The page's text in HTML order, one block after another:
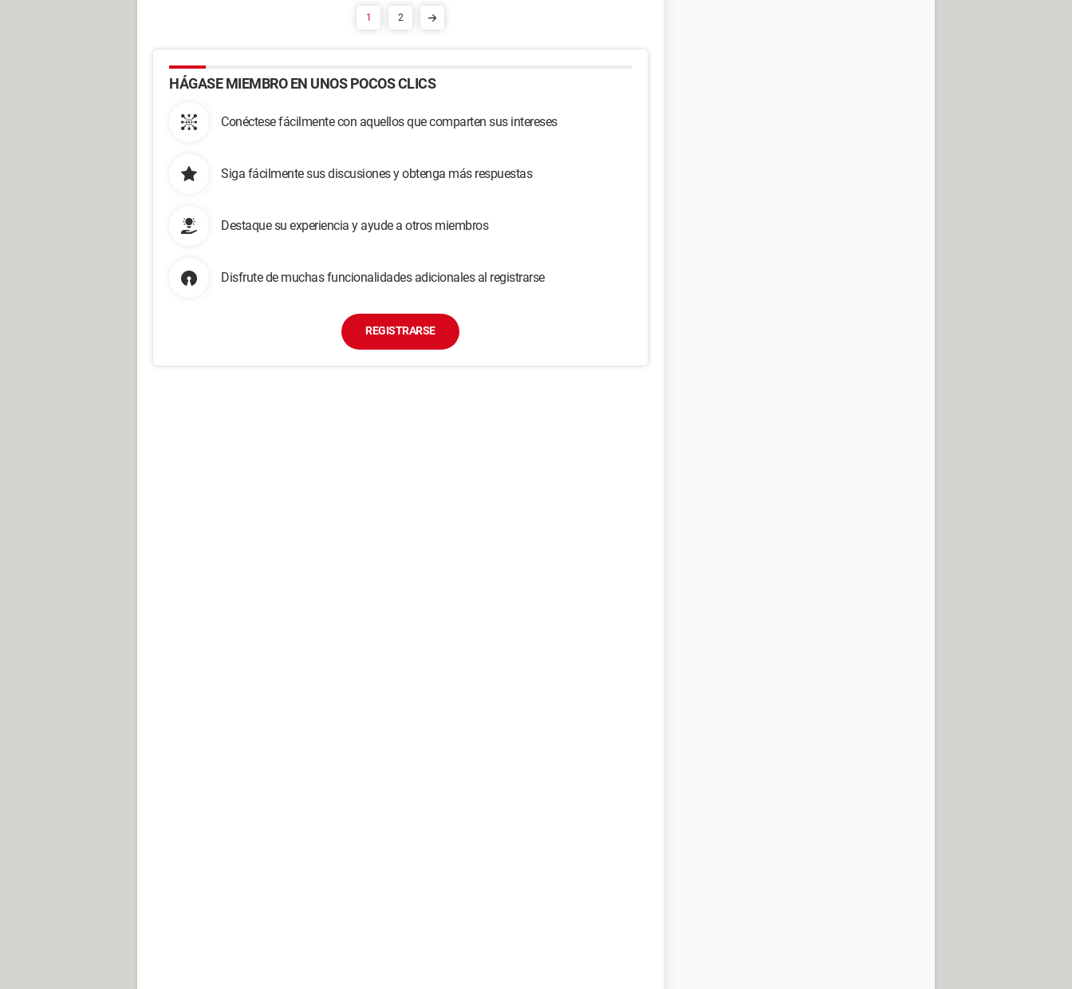
1 2
HÁGASE MIEMBRO EN UNOS POCOS CLICS
Conéctese fácilmente con aquellos que comparten sus intereses
Siga fácilmente sus discusiones y obtenga más respuestas
Destaque su experiencia y ayude a otros miembros
Disfrute de muchas funcionalidades adicionales al registrarse
REGISTRARSE